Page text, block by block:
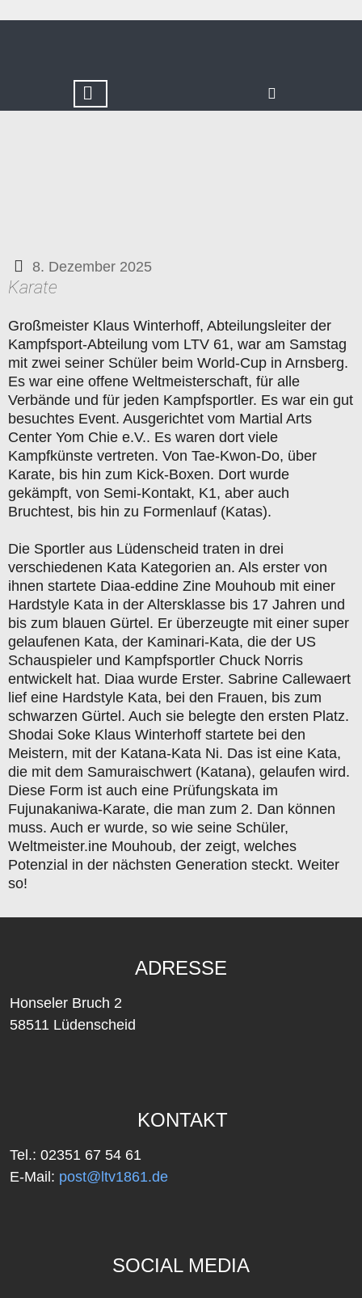
8. Dezember 2025
Karate
Großmeister Klaus Winterhoff, Abteilungsleiter der
Kampfsport-Abteilung vom LTV 61, war am Samstag
mit zwei seiner Schüler beim World-Cup in Arnsberg.
Es war eine offene Weltmeisterschaft, für alle
Verbände und für jeden Kampfsportler. Es war ein gut
besuchtes Event. Ausgerichtet vom Martial Arts
Center Yom Chie e.V.. Es waren dort viele
Kampfkünste vertreten. Von Tae-Kwon-Do, über
Karate, bis hin zum Kick-Boxen. Dort wurde
gekämpft, von Semi-Kontakt, K1, aber auch
Bruchtest, bis hin zu Formenlauf (Katas).
Die Sportler aus Lüdenscheid traten in drei
verschiedenen Kata Kategorien an. Als erster von
ihnen startete Diaa-eddine Zine Mouhoub mit einer
Hardstyle Kata in der Altersklasse bis 17 Jahren und
bis zum blauen Gürtel. Er überzeugte mit einer super
gelaufenen Kata, der Kaminari-Kata, die der US
Schauspieler und Kampfsportler Chuck Norris
entwickelt hat. Diaa wurde Erster. Sabrine Callewaert
lief eine Hardstyle Kata, bei den Frauen, bis zum
schwarzen Gürtel. Auch sie belegte den ersten Platz.
Shodai Soke Klaus Winterhoff startete bei den
Meistern, mit der Katana-Kata Ni. Das ist eine Kata,
die mit dem Samuraischwert (Katana), gelaufen wird.
Diese Form ist auch eine Prüfungskata im
Fujunakaniwa-Karate, die man zum 2. Dan können
muss. Auch er wurde, so wie seine Schüler,
Weltmeister.ine Mouhoub, der zeigt, welches
Potenzial in der nächsten Generation steckt. Weiter
so!
ADRESSE
Honseler Bruch 2
58511 Lüdenscheid
KONTAKT
Tel.: 02351 67 54 61
E-Mail: post@ltv1861.de
SOCIAL MEDIA